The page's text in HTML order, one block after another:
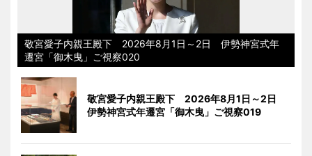
敬宮愛子内親王殿下 2026年8月1日～2日 伊勢神宮式年
遷宮「御木曳」ご視察020
敬宮愛子内親王殿下 2026年8月1日～2日
伊勢神宮式年遷宮「御木曳」ご視察019